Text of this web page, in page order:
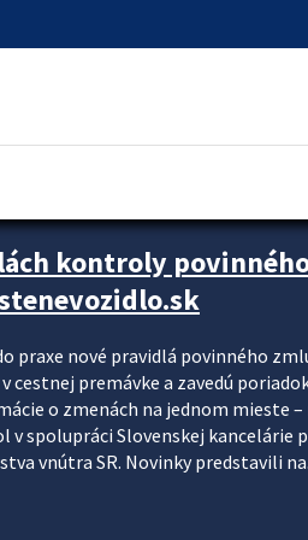
kontroly
praxe nové pravidlá povinného
premávke a zavedú
o zmenách na jednom mieste
spolupráci Slovenskej kancelárie
vnútra SR. Novinky predstavili